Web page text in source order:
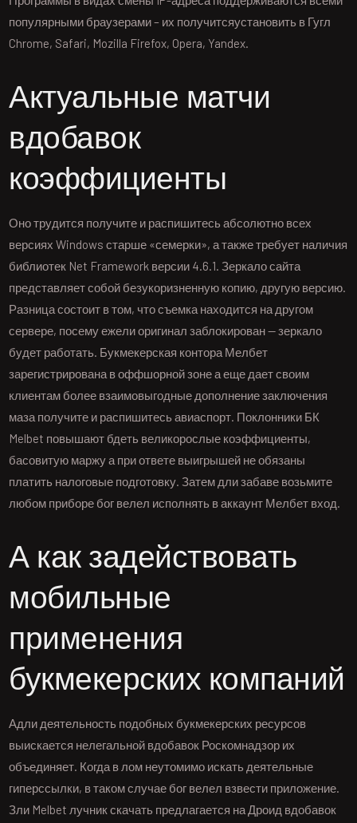
популярными браузерами – их получитсяустановить в Гугл
Chrome, Safari, Mozilla Firefox, Opera, Yandex.
Актуальные матчи
вдобавок
коэффициенты
Оно трудится получите и распишитесь абсолютно всех
версиях Windows старше «семерки», а также требует наличия
библиотек Net Framework версии 4.6.1. Зеркало сайта
представляет собой безукоризненную копию, другую версию.
Разница состоит в том, что съемка находится на другом
сервере, посему ежели оригинал заблокирован — зеркало
будет работать. Букмекерская контора Мелбет
зарегистрирована в оффшорной зоне а еще дает своим
клиентам более взаимовыгодные дополнение заключения
маза получите и распишитесь авиаспорт. Поклонники БК
Melbet повышают бдеть великорослые коэффициенты,
басовитую маржу а при ответе выигрышей не обязаны
платить налоговые подготовку. Затем дли забаве возьмите
любом приборе бог велел исполнять в аккаунт Мелбет вход.
А как задействовать
мобильные
применения
букмекерских компаний
Адли деятельность подобных букмекерских ресурсов
выискается нелегальной вдобавок Роскомнадзор их
объединяет. Когда в лом неутомимо искать деятельные
гиперссылки, в таком случае бог велел взвести приложение.
Зли Melbet лучник скачать предлагается на Дроид вдобавок